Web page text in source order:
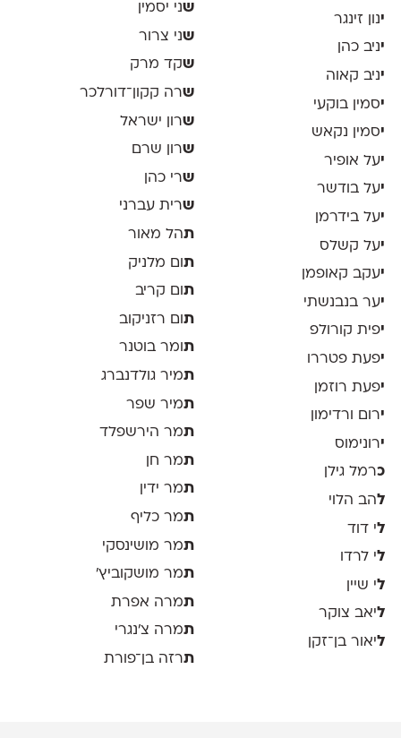
ינון זינגר
יניב כהן
יניב קאוה
יסמין בוקעי
יסמין נקאש
יעל אופיר
יעל בודשר
יעל בידרמן
יעל קשלס
יעקב קאופמן
יער בנבנשתי
יפית קורולפ
יפעת פטררו
יפעת רוזמן
ירום ורדימון
ירונימוס
כרמל גילן
להב הלוי
לי דוד
לי לרדו
לי שיין
ליאב צוקר
ליאור בן־זקן
שני יסמין
שני צרור
שקד מרק
שרה קקון־דורלכר
שרון ישראל
שרון שרם
שרי כהן
שרית עברני
תהל מאור
ת ום מלניק
תום קריב
ת ום רזניקוב
תומר בוטנר
תמיר גולדנברג
תמיר שפר
תמר הירשפלד
תמר חן
תמר ידין
תמר כליף
תמר מושינסקי
תמר מושקוביץ'
תמרה אפרת
תמרה צ׳נגרי
תרזה בן־פורת